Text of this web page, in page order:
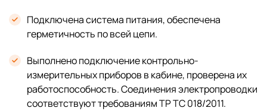
Подключена система питания, обеспечена
герметичность по всей цепи.
Выполнено подключение контрольно-
измерительных приборов в кабине, проверена их
работоспособность. Соединения электропроводки
соответствуют требованиям ТР ТС 018/2011.